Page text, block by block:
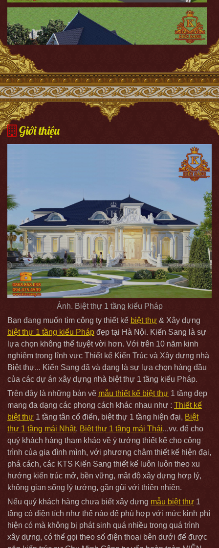
Giới thiệu
Ảnh. Biệt thự 1 tầng kiểu Pháp
Bạn đang muốn tìm công ty thiết kế biệt thự & Xây dựng
biệt thự 1 tầng kiểu Pháp đẹp tại Hà Nội. Kiến Sang là sự
lựa chọn không thể tuyệt vời hơn. Với trên 10 năm kinh
nghiệm trong lĩnh vực Thiết kế Kiến Trúc và Xây dựng nhà
Biệt thự... Kiến Sang đã và đang là sự lựa chọn hàng đầu
của các dự án xây dựng nhà biệt thự 1 tầng kiểu Pháp.
Trên đây là những bản vẽ mẫu thiết kế biệt thự 1 tầng đẹp
mang đa dạng các phong cách khác nhau như : Thiết kế
biệt thự 1 tầng tân cổ điển, biệt thự 1 tầng hiện đại, Biệt
thự 1 tầng mái Nhật, Biệt thự 1 tầng mái Thái...vv. để cho
quý khách hàng tham khảo về ý tưởng thiết kế cho công
trình của gia đình mình, với phương châm thiết kế hiện đại,
phá cách, các KTS Kiến Sang thiết kế luôn luôn theo xu
hướng kiến trúc mở, bền vững, mật độ xây dựng hợp lý,
không gian sống lý tưởng, gần gũi với thiên nhiên.
Nếu quý khách hàng chưa biết xây dựng mẫu biệt thự 1
tầng có diện tích như thế nào để phù hợp với mức kinh phí
hiện có mà không bị phát sinh quá nhiều trong quá trình
xây dựng, có thể gọi theo số điện thoại bên dưới để được